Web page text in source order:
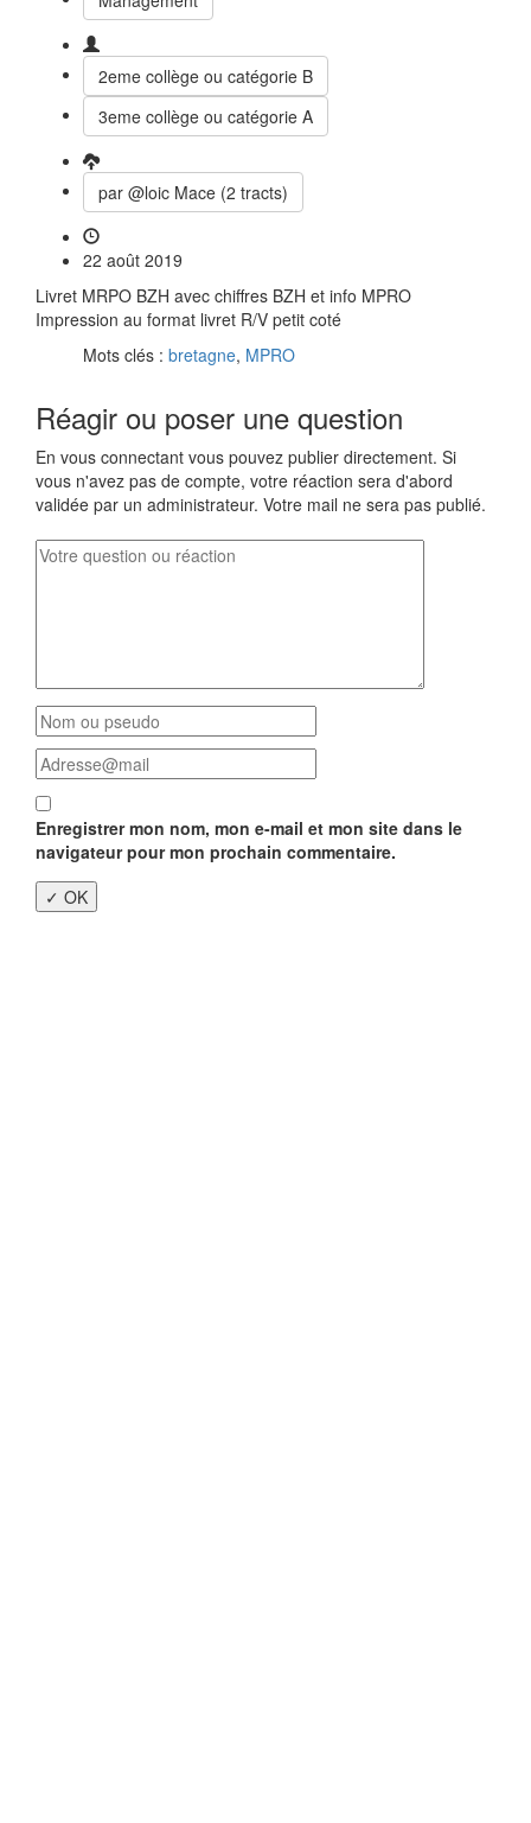
2eme collège ou catégorie B
3eme collège ou catégorie A
par @loic Mace (2 tracts)
22 août 2019
Livret MRPO BZH avec chiffres BZH et info MPRO
Impression au format livret R/V petit coté
Mots clés : bretagne, MPRO
Réagir ou poser une question
En vous connectant vous pouvez publier directement. Si
vous n'avez pas de compte, votre réaction sera d'abord
validée par un administrateur. Votre mail ne sera pas publié.
Enregistrer mon nom, mon e-mail et mon site dans le
navigateur pour mon prochain commentaire.